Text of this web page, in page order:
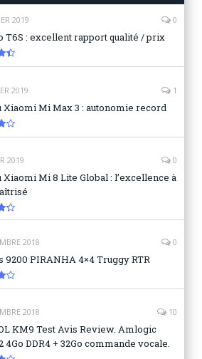
2019 0
T6S : excellent rapport qualité / prix
2019 1
Xiaomi Mi Max 3 : autonomie record
2019 0
Xiaomi Mi 8 Lite Global : l’excellence à
2018 0
9200 PIRANHA 4×4 Truggy RTR
2018 10
KM9 Test Avis Review. Amlogic
4Go DDR4 + 32Go commande vocale.